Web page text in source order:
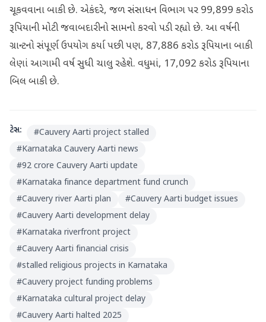
ચૂકવવાના બાકી છે. એકંદરે, જળ સંસાધન વિભાગ પર 99,899 કરોડ
રૂપિયાની મોટી જવાબદારીનો સામનો કરવો પડી રહ્યો છે. આ વર્ષની
ગ્રાન્ટનો સંપૂર્ણ ઉપયોગ કર્યા પછી પણ, 87,886 કરોડ રૂપિયાના બાકી
લેણાં આગામી વર્ષ સુધી ચાલુ રહેશે. વધુમાં, 17,092 કરોડ રૂપિયાના
બિલ બાકી છે.
ટેગ્સ: #Cauvery Aarti project stalled
#Karnataka Cauvery Aarti news
#92 crore Cauvery Aarti update
#Karnataka finance department fund crunch
#Cauvery river Aarti plan #Cauvery Aarti budget issues
#Cauvery Aarti development delay
#Karnataka riverfront project
#Cauvery Aarti financial crisis
#stalled religious projects in Karnataka
#Cauvery project funding problems
#Karnataka cultural project delay
#Cauvery Aarti halted 2025